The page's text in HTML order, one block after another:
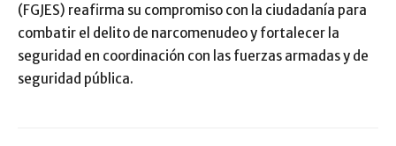
(FGJES) reafirma su compromiso con la ciudadanía para
combatir el delito de narcomenudeo y fortalecer la
seguridad en coordinación con las fuerzas armadas y de
seguridad pública.